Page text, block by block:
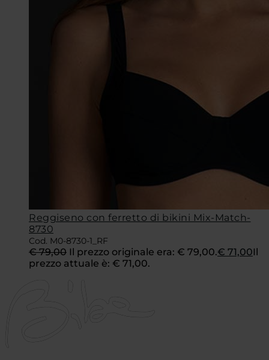
Reggiseno con ferretto di bikini Mix-Match-
8730
Cod. M0-8730-1_RF
€79,00 Il prezzo originale era: € 79,00.€ 71,00Il
prezzo attuale è: € 71,00.